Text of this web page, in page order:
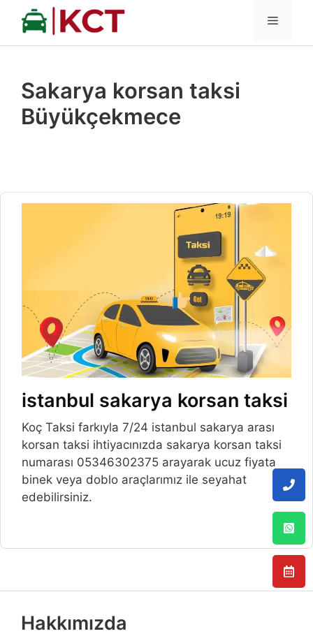
İçeriğe
MENÜ
Sakarya korsan taksi
Büyükçekmece
istanbul sakarya korsan taksi
Koç Taksi farkıyla 7/24 istanbul sakarya arası
korsan taksi ihtiyacınızda sakarya korsan taksi
numarası 05346302375 arayarak ucuz fiyata
binek veya doblo araçlarımız ile seyahat
edebilirsiniz.
Hakkımızda